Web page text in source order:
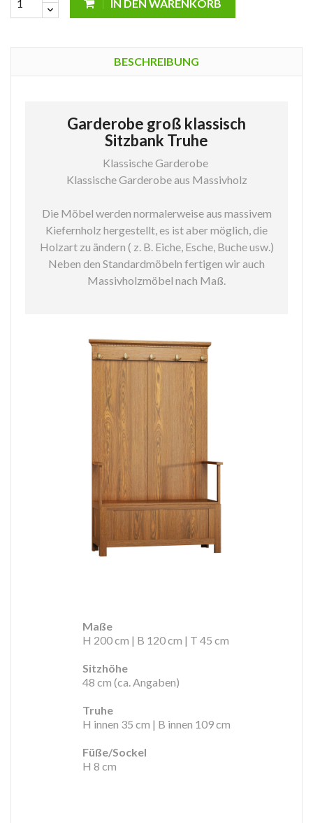
IN DEN WARENKORB
BESCHREIBUNG
Garderobe groß klassisch
Sitzbank Truhe
Klassische Garderobe
Klassische Garderobe aus Massivholz
Die Möbel werden normalerweise aus massivem
Kiefernholz hergestellt, es ist aber möglich, die
Holzart zu ändern ( z. B. Eiche, Esche, Buche usw.)
Neben den Standardmöbeln fertigen wir auch
Massivholzmöbel nach Maß.
Maße
H 200 cm | B 120 cm | T 45 cm
Sitzhöhe
48 cm (ca. Angaben)
Truhe
H innen 35 cm | B innen 109 cm
Füße/Sockel
H 8 cm